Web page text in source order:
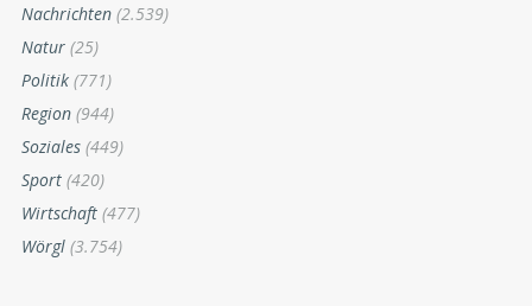
Nachrichten (2.539)
Natur (25)
Politik (771)
Region (944)
Soziales (449)
Sport (420)
Wirtschaft (477)
Wörgl (3.754)